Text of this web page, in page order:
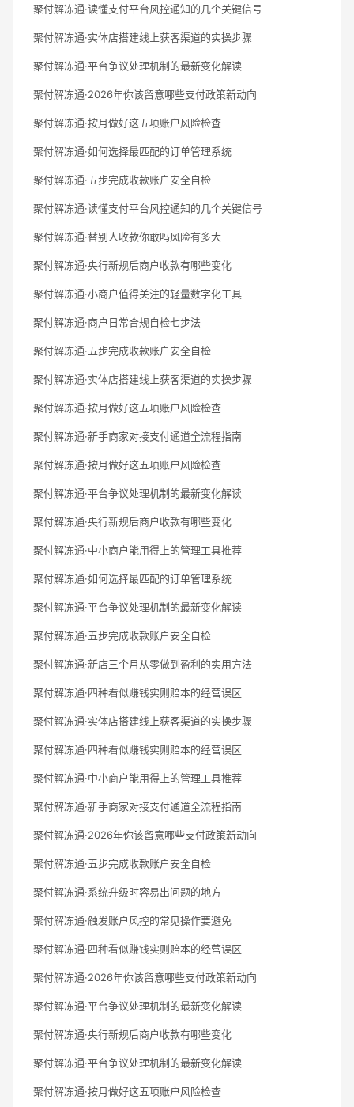
聚付解冻通·读懂支付平台风控通知的几个关键信号
聚付解冻通·实体店搭建线上获客渠道的实操步骤
聚付解冻通·平台争议处理机制的最新变化解读
聚付解冻通·2026年你该留意哪些支付政策新动向
聚付解冻通·按月做好这五项账户风险检查
聚付解冻通·如何选择最匹配的订单管理系统
聚付解冻通·五步完成收款账户安全自检
聚付解冻通·读懂支付平台风控通知的几个关键信号
聚付解冻通·替别人收款你敢吗风险有多大
聚付解冻通·央行新规后商户收款有哪些变化
聚付解冻通·小商户值得关注的轻量数字化工具
聚付解冻通·商户日常合规自检七步法
聚付解冻通·五步完成收款账户安全自检
聚付解冻通·实体店搭建线上获客渠道的实操步骤
聚付解冻通·按月做好这五项账户风险检查
聚付解冻通·新手商家对接支付通道全流程指南
聚付解冻通·按月做好这五项账户风险检查
聚付解冻通·平台争议处理机制的最新变化解读
聚付解冻通·央行新规后商户收款有哪些变化
聚付解冻通·中小商户能用得上的管理工具推荐
聚付解冻通·如何选择最匹配的订单管理系统
聚付解冻通·平台争议处理机制的最新变化解读
聚付解冻通·五步完成收款账户安全自检
聚付解冻通·新店三个月从零做到盈利的实用方法
聚付解冻通·四种看似赚钱实则赔本的经营误区
聚付解冻通·实体店搭建线上获客渠道的实操步骤
聚付解冻通·四种看似赚钱实则赔本的经营误区
聚付解冻通·中小商户能用得上的管理工具推荐
聚付解冻通·新手商家对接支付通道全流程指南
聚付解冻通·2026年你该留意哪些支付政策新动向
聚付解冻通·五步完成收款账户安全自检
聚付解冻通·系统升级时容易出问题的地方
聚付解冻通·触发账户风控的常见操作要避免
聚付解冻通·四种看似赚钱实则赔本的经营误区
聚付解冻通·2026年你该留意哪些支付政策新动向
聚付解冻通·平台争议处理机制的最新变化解读
聚付解冻通·央行新规后商户收款有哪些变化
聚付解冻通·平台争议处理机制的最新变化解读
聚付解冻通·按月做好这五项账户风险检查